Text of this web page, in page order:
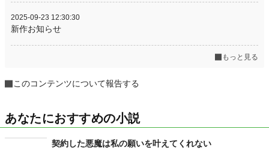
2025-09-23 12:30:30
新作お知らせ
もっと見る
このコンテンツについて報告する
あなたにおすすめの小説
契約した悪魔は私の願いを叶えてくれない